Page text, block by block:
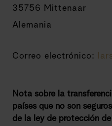
35756 Mittenaar
Alemania
Correo electrónico:
Nota sobre la
países que no son
de la ley de protección